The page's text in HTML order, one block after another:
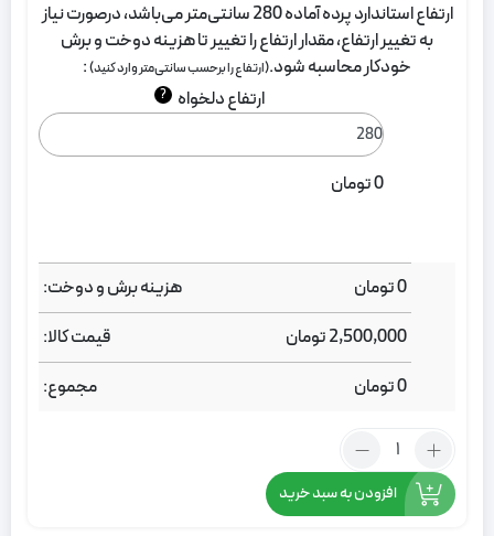
2,900,000
تومان
بود.
2,500,000
تومان.
ارتفاع استاندارد پرده آماده 280 سانتی‌متر می‌باشد، درصورت نیاز
به تغییر ارتفاع، مقدار ارتفاع را تغییر تا هزینه دوخت و برش
خودکار محاسبه شود.(ارتفاع را برحسب سانتی‌متر وارد کنید):
ارتفاع دلخواه
?
0تومان
هزینه برش و دوخت: 0تومان
قیمت کالا:
2,500,000تومان
مجموع:
0تومان
تعداد:
پرده
حریر
کتان
افزودن به سبد خرید